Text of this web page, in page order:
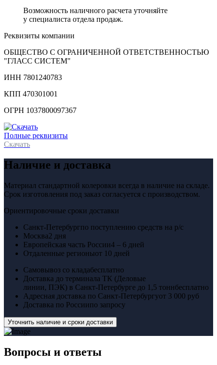
Возможность наличного расчета уточняйте
у специалиста отдела продаж.
Реквизиты компании
ОБЩЕСТВО С ОГРАНИЧЕННОЙ ОТВЕТСТВЕННОСТЬЮ
"ГЛАСС СИСТЕМ"
ИНН 7801240783
КПП 470301001
ОГРН 1037800097367
Полные реквизиты
Скачать
Наличие и доставка
Материал стандартной колеровки всегда в наличие на складе.
Срок изготовления под заказ согласуется с производством.
Ориентировочные сроки доставки
Санкт-Петербургпо поступлению средств на р/с
Москва2 дня
Европейская часть России4 – 6 дней
Отдаленные регионыот 10 дней
Самовывоз со кладабесплатно
Доставка до терминала ТК (Деловые
линии, ПЭК) в Санкт-Петербурге до 1,5 тоннбесплатно
Адресная доставка по Санкт-Петербургуот 3 000 руб
Доставка по Россиипо запросу
Уточнить наличие и сроки доставки
Вопросы и ответы